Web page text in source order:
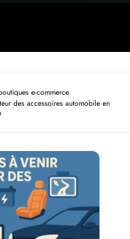
e-commerce
des accessoires automobile en